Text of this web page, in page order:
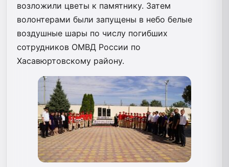
возложили цветы к памятнику. Затем
волонтерами были запущены в небо белые
воздушные шары по числу погибших
сотрудников ОМВД России по
Хасавюртовскому району.